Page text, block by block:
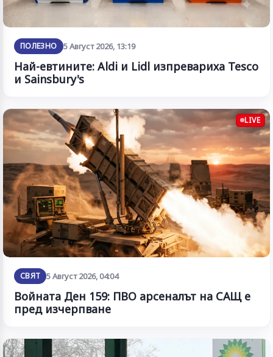
ПОЛЕЗНО 5 Август 2026, 13:19
Най-евтините: Aldi и Lidl изпревариха Tesco
и Sainsbury's
LIVE
СВЯТ 5 Август 2026, 04:04
Войната Ден 159: ПВО арсеналът на САЩ е
пред изчерпване